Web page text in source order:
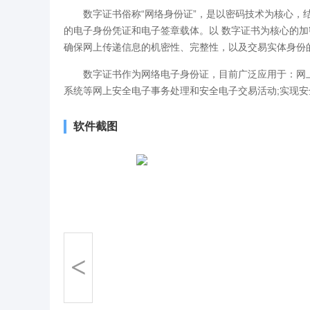
数字证书俗称“网络身份证”，是以密码技术为核心，
的电子身份凭证和电子签章载体。以 数字证书为核心的
确保网上传递信息的机密性、完整性，以及交易实体身
数字证书作为网络电子身份证，目前广泛应用于：网
系统等网上安全电子事务处理和安全电子交易活动;实现
软件截图
<